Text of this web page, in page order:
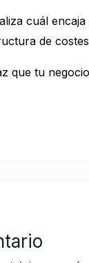
cuál
de
que tu